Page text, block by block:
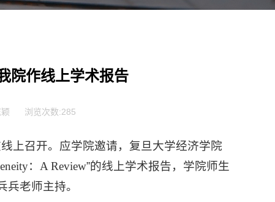
院作线上学术报告
浏览次数:285
上召开。应学院邀请，复旦大学经济学院
：A Review”的线上学术报告，学院师生
老师主持。